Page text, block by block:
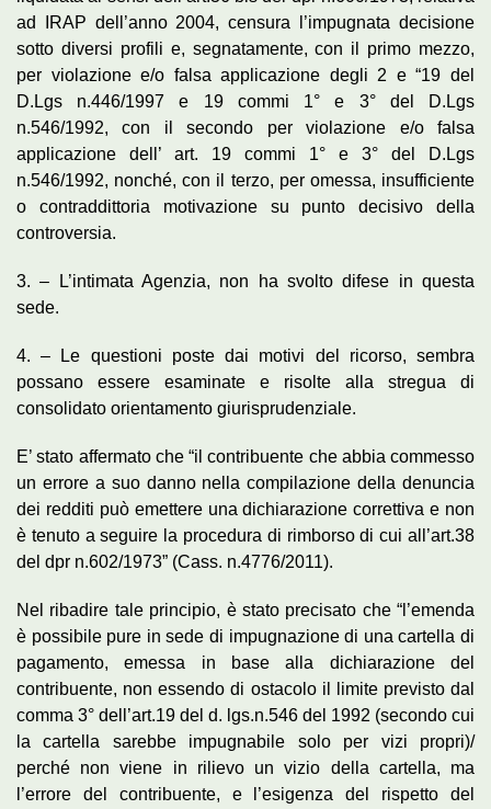
ad IRAP dell’anno 2004, censura l’impugnata decisione
sotto diversi profili e, segnatamente, con il primo mezzo,
per violazione e/o falsa applicazione degli 2 e “19 del
D.Lgs n.446/1997 e 19 commi 1° e 3° del D.Lgs
n.546/1992, con il secondo per violazione e/o falsa
applicazione dell’ art. 19 commi 1° e 3° del D.Lgs
n.546/1992, nonché, con il terzo, per omessa, insufficiente
o contraddittoria motivazione su punto decisivo della
controversia.
3. – L’intimata Agenzia, non ha svolto difese in questa
sede.
4. – Le questioni poste dai motivi del ricorso, sembra
possano essere esaminate e risolte alla stregua di
consolidato orientamento giurisprudenziale.
E’ stato affermato che “il contribuente che abbia commesso
un errore a suo danno nella compilazione della denuncia
dei redditi può emettere una dichiarazione correttiva e non
è tenuto a seguire la procedura di rimborso di cui all’art.38
del dpr n.602/1973” (Cass. n.4776/2011).
Nel ribadire tale principio, è stato precisato che “l’emenda
è possibile pure in sede di impugnazione di una cartella di
pagamento, emessa in base alla dichiarazione del
contribuente, non essendo di ostacolo il limite previsto dal
comma 3° dell’art.19 del d. lgs.n.546 del 1992 (secondo cui
la cartella sarebbe impugnabile solo per vizi propri)/
perché non viene in rilievo un vizio della cartella, ma
l’errore del contribuente, e l’esigenza del rispetto del